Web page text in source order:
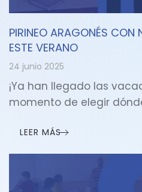
PIRINEO ARAGONÉS CON
ESTE VERANO
24 junio 2025
¡Ya han llegado las
momento de elegir
LEER MÁS